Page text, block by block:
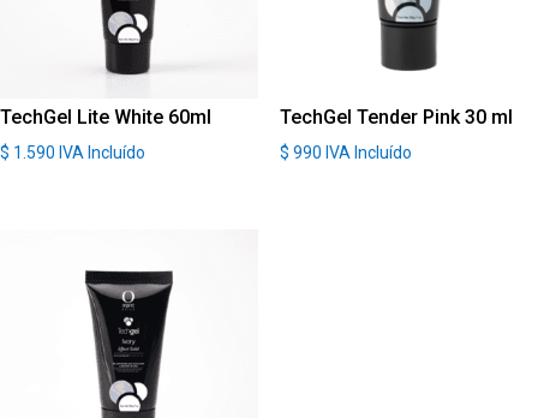
TechGel Lite White 60ml
$ 1.590 IVA Incluído
TechGel Tender Pink 30 ml
$ 990 IVA Incluído